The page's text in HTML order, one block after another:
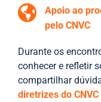
Apoio ao
pelo CNVC
Durante os
conhecer e refletir
compartilhar
diretrizes do CNVC